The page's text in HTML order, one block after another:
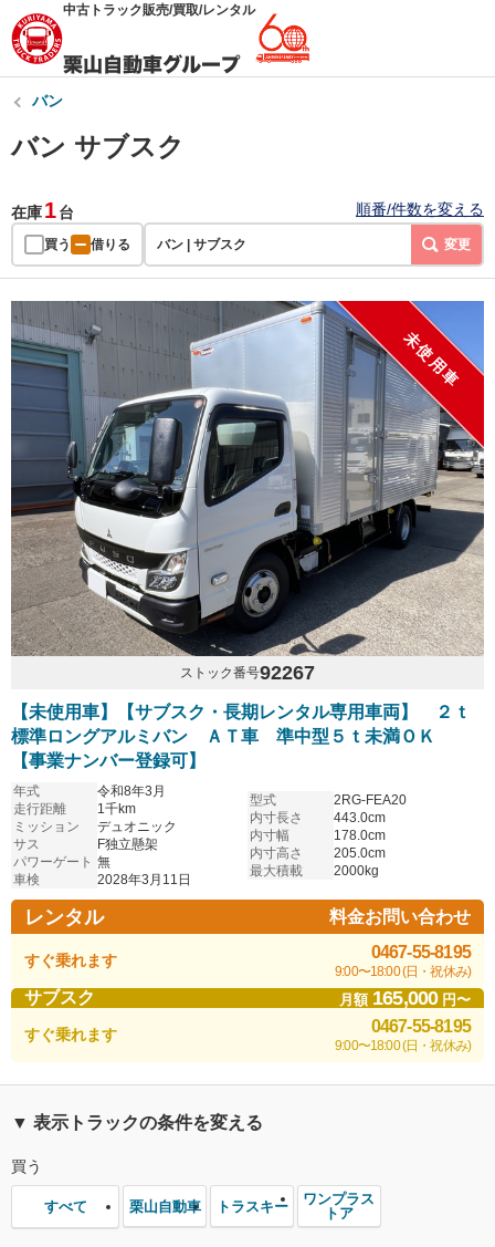
中古トラック販売/買取/レンタル
バン
バン サブスク
在庫1台 順番/件数を変える
買う 借りる バン | サブスク 変更
未使用車
ストック番号92267
【未使用車】【サブスク・長期レンタル専用車両】 ２ｔ
標準ロングアルミバン ＡＴ車 準中型５ｔ未満ＯＫ
【事業ナンバー登録可】
年式
令和8年3月
走行距離
1千km
ミッション
デュオニック
サス
F独立懸架
パワーゲート 無
車検
2028年3月11日
型式
2RG-FEA20
内寸長さ
443.0cm
内寸幅
178.0cm
内寸高さ
205.0cm
最大積載
2000kg
レンタル 料金お問い合わせ
すぐ乗れます 0467-55-8195
9:00〜18:00 (日・祝休み)
サブスク 月額 165,000円〜
すぐ乗れます 0467-55-8195
9:00〜18:00 (日・祝休み)
▼ 表示トラックの条件を変える
買う
すべて 栗山自動車 トラスキー
ワンプラス
トア